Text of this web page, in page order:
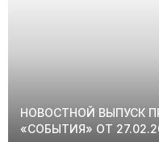
НОВОСТНОЙ ВЫПУСК
«СОБЫТИЯ» ОТ